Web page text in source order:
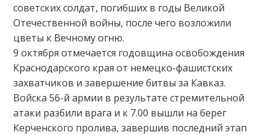
советских солдат, погибших в годы Великой
Отечественной войны, после чего возложили
цветы к Вечному огню.
9 октября отмечается годовщина освобождения
Краснодарского края от немецко-фашистских
захватчиков и завершение битвы за Кавказ.
Войска 56-й армии в результате стремительной
атаки разбили врага и к 7.00 вышли на берег
Керченского пролива, завершив последний этап